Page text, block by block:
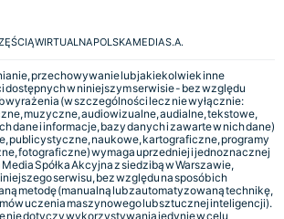
WIRTUALNA POLSKA MEDIA S.A.
przechowywanie lub jakiekolwiek inne
w niniejszym serwisie - bez względu
wyrażenia (w szczególności lecz nie wyłącznie:
muzyczne, audiowizualne, audialne, tekstowe,
dane i informacje, bazy danych i zawarte w nich dane)
publicystyczne, naukowe, kartograficzne, programy
fotograficzne) wymaga uprzedniej i jednoznacznej
Spółka Akcyjna z siedzibą w Warszawie,
serwisu, bez względu na sposób ich
metodę (manualną lub zautomatyzowaną technikę,
uczenia maszynowego lub sztucznej inteligencji).
nie dotyczy wykorzystywania jedynie w celu